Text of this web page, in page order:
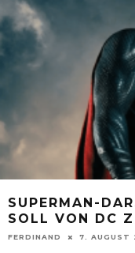
SUPERMAN-
SOLL VON DC
FERDINAND 7. AUGUST